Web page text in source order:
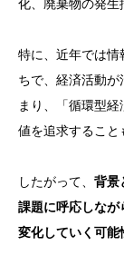
化、廃棄物の発生
特に、近年では情
ちで、経済活動
まり、「循環型
値を追求すること
したがって、 背景
課題に呼応しなが
変化していく可能